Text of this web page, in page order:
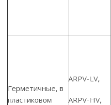
Герметичные, в
пластиковом
ARPV-LV,
ARPV-HV,